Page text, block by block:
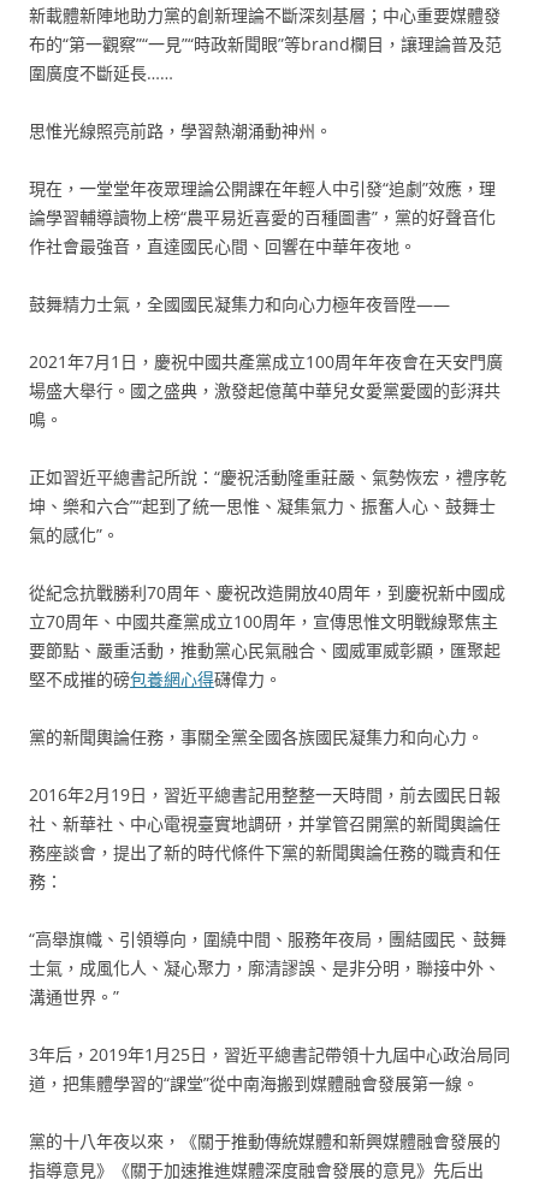
新載體新陣地助力黨的創新理論不斷深刻基層；中心重要媒體發
布的“第一觀察”“一見”“時政新聞眼”等brand欄目，讓理論普及范
圍廣度不斷延長……
思惟光線照亮前路，學習熱潮涌動神州。
現在，一堂堂年夜眾理論公開課在年輕人中引發“追劇”效應，理
論學習輔導讀物上榜“農平易近喜愛的百種圖書”，黨的好聲音化
作社會最強音，直達國民心間、回響在中華年夜地。
鼓舞精力士氣，全國國民凝集力和向心力極年夜晉陞——
2021年7月1日，慶祝中國共產黨成立100周年年夜會在天安門廣
場盛大舉行。國之盛典，激發起億萬中華兒女愛黨愛國的彭湃共
鳴。
正如習近平總書記所說：“慶祝活動隆重莊嚴、氣勢恢宏，禮序乾
坤、樂和六合”“起到了統一思惟、凝集氣力、振奮人心、鼓舞士
氣的感化”。
從紀念抗戰勝利70周年、慶祝改造開放40周年，到慶祝新中國成
立70周年、中國共產黨成立100周年，宣傳思惟文明戰線聚焦主
要節點、嚴重活動，推動黨心民氣融合、國威軍威彰顯，匯聚起
堅不成摧的磅包養網心得礴偉力。
黨的新聞輿論任務，事關全黨全國各族國民凝集力和向心力。
2016年2月19日，習近平總書記用整整一天時間，前去國民日報
社、新華社、中心電視臺實地調研，并掌管召開黨的新聞輿論任
務座談會，提出了新的時代條件下黨的新聞輿論任務的職責和任
務：
“高舉旗幟、引領導向，圍繞中間、服務年夜局，團結國民、鼓舞
士氣，成風化人、凝心聚力，廓清謬誤、是非分明，聯接中外、
溝通世界。”
3年后，2019年1月25日，習近平總書記帶領十九屆中心政治局同
道，把集體學習的“課堂”從中南海搬到媒體融會發展第一線。
黨的十八年夜以來，《關于推動傳統媒體和新興媒體融會發展的
指導意見》《關于加速推進媒體深度融會發展的意見》先后出